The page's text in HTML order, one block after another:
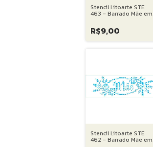
Stencil Litoarte STE
463 - Barrado Mãe em
cm
R$9,00
Stencil Litoarte STE
462 - Barrado Mãe em